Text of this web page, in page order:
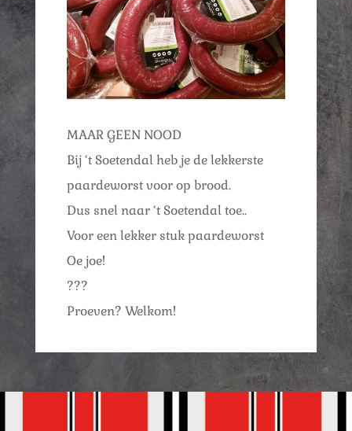
MAAR GEEN NOOD
Bij ‘t Soetendal heb je de lekkerste
paardeworst voor op brood.
Dus snel naar ‘t Soetendal toe..
Voor een lekker stuk paardeworst
Oe joe!
???
Proeven? Welkom!